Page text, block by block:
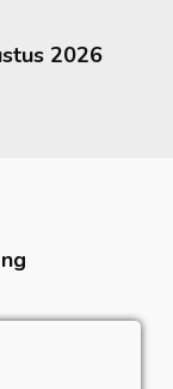
2026